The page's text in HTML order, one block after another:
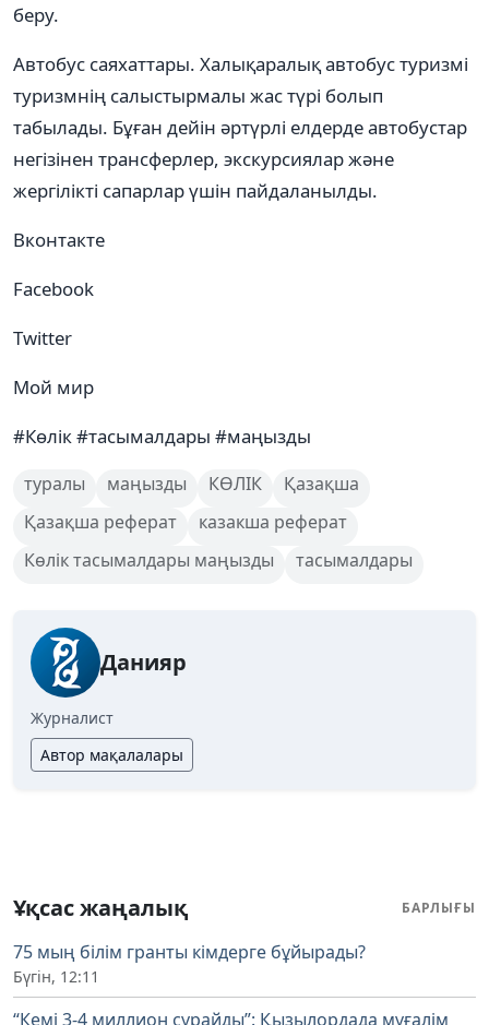
беру.
Автобус саяхаттары. Халықаралық автобус туризмі
туризмнің салыстырмалы жас түрі болып
табылады. Бұған дейін әртүрлі елдерде автобустар
негізінен трансферлер, экскурсиялар және
жергілікті сапарлар үшін пайдаланылды.
Вконтакте
Facebook
Twitter
Мой мир
#Көлік #тасымалдары #маңызды
туралы маңызды КӨЛІК
Қазақша
Қазақша реферат
казакша реферат
Көлік тасымалдары маңызды
тасымалдары
Данияр
Журналист
Автор мақалалары
Ұқсас жаңалық БАРЛЫҒЫ
75 мың білім гранты кімдерге бұйырады?
Бүгін, 12:11
“Кемі 3-4 миллион сұрайды”: Қызылордада мұғалім